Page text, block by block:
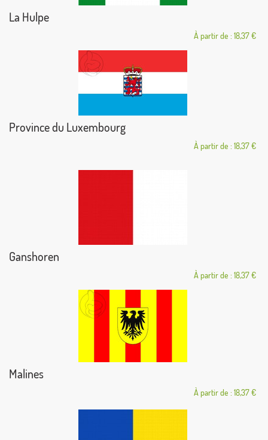
La Hulpe
À partir de : 18,37 €
Province du Luxembourg
À partir de : 18,37 €
Ganshoren
À partir de : 18,37 €
Malines
À partir de : 18,37 €